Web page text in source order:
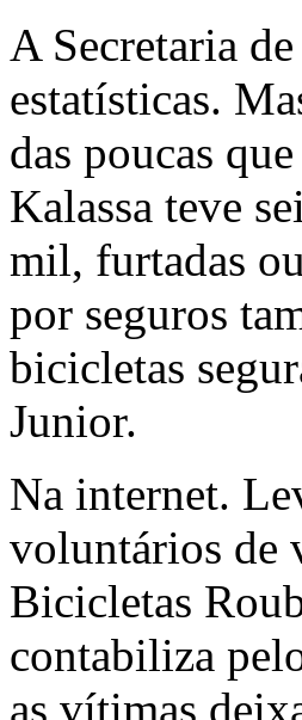
A Secretaria
estatísticas.
das poucas
Kalassa teve
mil, furtadas
por seguros
bicicletas
Junior.
Na internet.
voluntários de
Bicicletas
contabiliza
as vítimas